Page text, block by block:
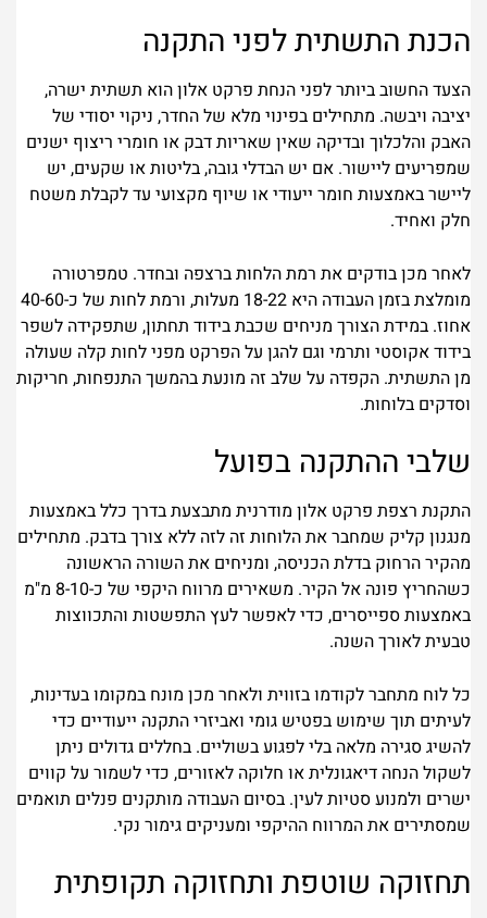
הכנת התשתית לפני התקנה
הצעד החשוב ביותר לפני הנחת פרקט אלון הוא תשתית ישרה,
יציבה ויבשה. מתחילים בפינוי מלא של החדר, ניקוי יסודי של
האבק והלכלוך ובדיקה שאין שאריות דבק או חומרי ריצוף ישנים
שמפריעים ליישור. אם יש הבדלי גובה, בליטות או שקעים, יש
ליישר באמצעות חומר ייעודי או שיוף מקצועי עד לקבלת משטח
חלק ואחיד.
לאחר מכן בודקים את רמת הלחות ברצפה ובחדר. טמפרטורה
מומלצת בזמן העבודה היא 18-22 מעלות, ורמת לחות של כ-40-60
אחוז. במידת הצורך מניחים שכבת בידוד תחתון, שתפקידה לשפר
בידוד אקוסטי ותרמי וגם להגן על הפרקט מפני לחות קלה שעולה
מן התשתית. הקפדה על שלב זה מונעת בהמשך התנפחות, חריקות
וסדקים בלוחות.
שלבי ההתקנה בפועל
התקנת רצפת פרקט אלון מודרנית מתבצעת בדרך כלל באמצעות
מנגנון קליק שמחבר את הלוחות זה לזה ללא צורך בדבק. מתחילים
מהקיר הרחוק בדלת הכניסה, ומניחים את השורה הראשונה
כשהחריץ פונה אל הקיר. משאירים מרווח היקפי של כ-8-10 מ"מ
באמצעות ספייסרים, כדי לאפשר לעץ התפשטות והתכווצות
טבעית לאורך השנה.
כל לוח מתחבר לקודמו בזווית ולאחר מכן מונח במקומו בעדינות,
לעיתים תוך שימוש בפטיש גומי ואביזרי התקנה ייעודיים כדי
להשיג סגירה מלאה בלי לפגוע בשוליים. בחללים גדולים ניתן
לשקול הנחה דיאגונלית או חלוקה לאזורים, כדי לשמור על קווים
ישרים ולמנוע סטיות לעין. בסיום העבודה מותקנים פנלים תואמים
שמסתירים את המרווח ההיקפי ומעניקים גימור נקי.
תחזוקה שוטפת ותחזוקה תקופתית